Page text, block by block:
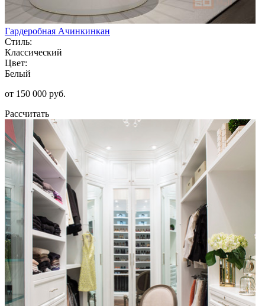
Гардеробная Ачинкинкан
Стиль:
Классический
Цвет:
Белый
от 150 000 руб.
Рассчитать